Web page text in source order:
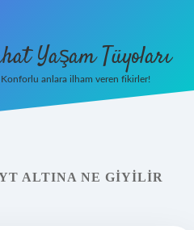
Yaşam Tüyoları
Konforlu anlara ilham veren fikirler!
ALTINA NE GIYILIR